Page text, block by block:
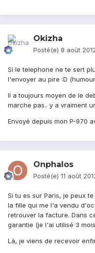
Okizha
Posté(e) 8 août
Si le telephone ne te sert
l'envoyer au pire :D
Il a toujours moyen de le
marche pas.. y a vraiment
Envoyé depuis mon P-970
Onphalos
Posté(e) 11 août
Si tu es sur Paris, je peux
la fille qui me l'a vendu
retrouver la facture. Dans
garantie (je l'ai utilisé 3
Là, je viens de recevoir